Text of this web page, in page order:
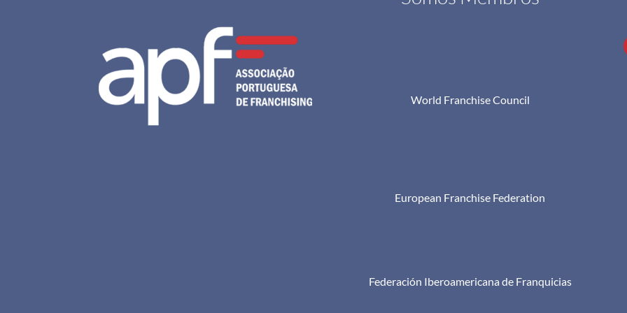
World Franchise Council
European Franchise Federation
Federación Iberoamericana de Franquicias